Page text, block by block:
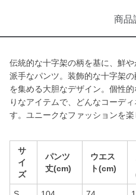
商品
伝統的な十字架の柄を基に、鮮
派手なパンツ。装飾的な十字架
を集める大胆なデザイン。個性
りなアイテムで、どんなコーデ
す。ユニークなファッションを楽
サ
イ
ズ
パンツ
丈(cm)
ウエス
ト(cm)